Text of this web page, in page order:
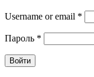
Username or email *
Пароль *
Войти